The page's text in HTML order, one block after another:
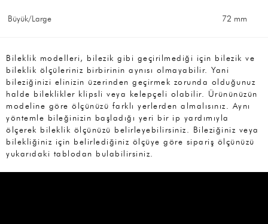
Büyük/Large 72 mm
Bileklik modelleri, bilezik gibi geçirilmediği için bilezik ve
bileklik ölçüleriniz birbirinin aynısı olmayabilir. Yani
bileziğinizi elinizin üzerinden geçirmek zorunda olduğunuz
halde bileklikler klipsli veya kelepçeli olabilir. Ürününüzün
modeline göre ölçünüzü farklı yerlerden almalısınız. Aynı
yöntemle bileğinizin başladığı yeri bir ip yardımıyla
ölçerek bileklik ölçünüzü belirleyebilirsiniz. Bileziğiniz veya
bilekliğiniz için belirlediğiniz ölçüye göre sipariş ölçünüzü
yukarıdaki tablodan bulabilirsiniz.